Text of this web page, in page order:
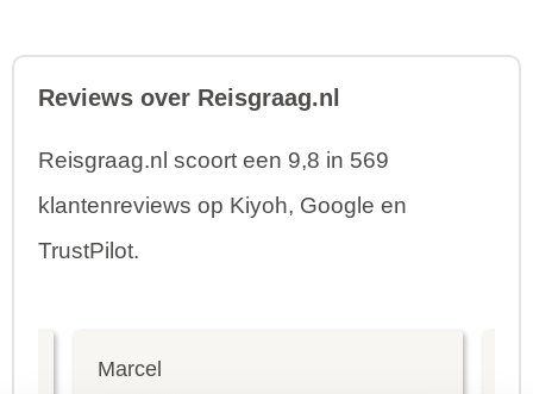
Reviews over Reisgraag.nl
Reisgraag.nl scoort een 9,8 in 569
klantenreviews op Kiyoh, Google en
TrustPilot.
Marcel